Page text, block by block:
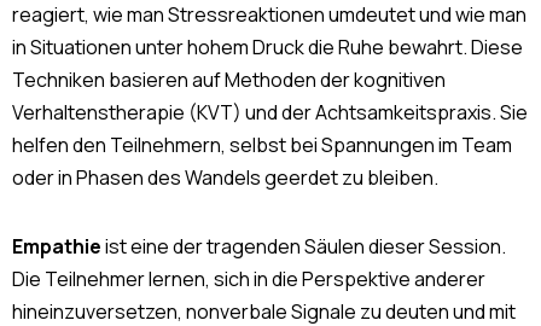
reagiert, wie man Stressreaktionen umdeutet und wie man
in Situationen unter hohem Druck die Ruhe bewahrt. Diese
Techniken basieren auf Methoden der kognitiven
Verhaltenstherapie (KVT) und der Achtsamkeitspraxis. Sie
helfen den Teilnehmern, selbst bei Spannungen im Team
oder in Phasen des Wandels geerdet zu bleiben.
Empathieist eine der tragenden Säulen dieser Session.
Die Teilnehmer lernen, sich in die Perspektive anderer
hineinzuversetzen, nonverbale Signale zu deuten und mit